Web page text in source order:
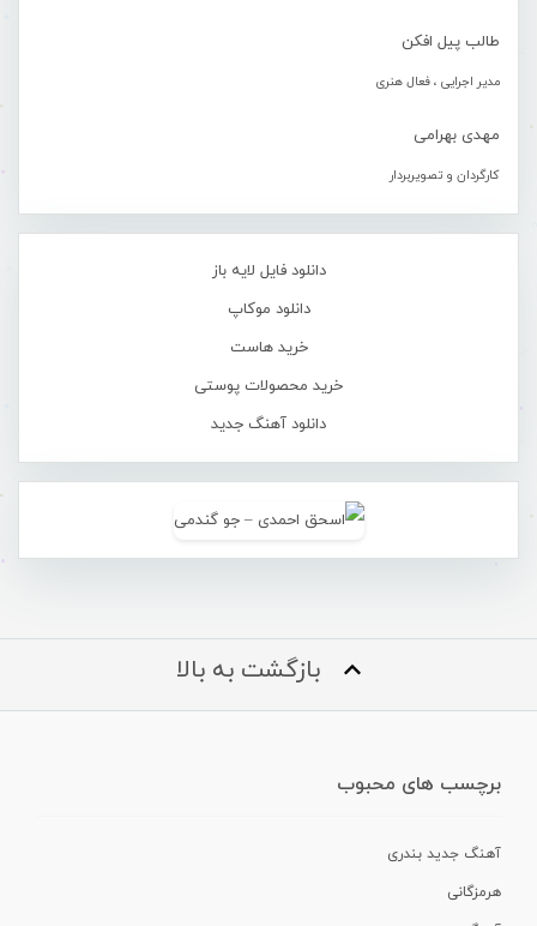
طالب پیل افکن
مدیر اجرایی ، فعال هنری
مهدی بهرامی
کارگردان و تصویربردار
دانلود فایل لایه باز
دانلود موکاپ
خرید هاست
خرید محصولات پوستی
دانلود آهنگ جدید
بازگشت به بالا
برچسب های محبوب
آهنگ جدید بندری
هرمزگانی